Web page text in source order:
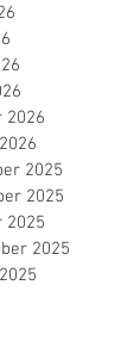
2026
2025
2025
2025
2025